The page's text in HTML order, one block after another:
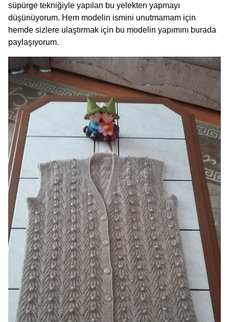
süpürge tekniğiyle yapılan bu yelekten yapmayı
düşünüyorum. Hem modelin ismini unutmamam için
hemde sizlere ulaştırmak için bu modelin yapımını burada
paylaşıyorum.